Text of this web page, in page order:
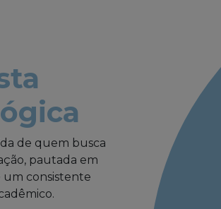
de quem busca
pautada em
um consistente